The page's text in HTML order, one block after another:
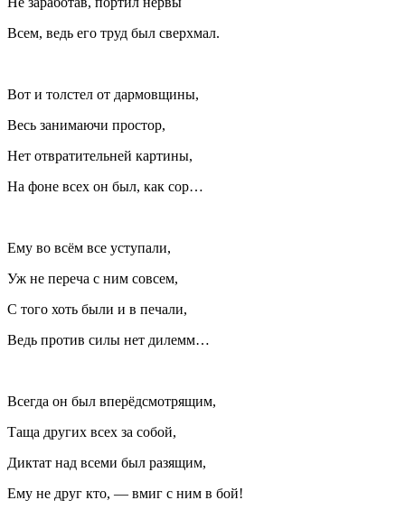
Всем, ведь его труд был сверхмал.
Вот и толстел от дармовщины,
Весь занимаючи простор,
Нет отвратительней картины,
На фоне всех он был, как сор…
Ему во всём все уступали,
Уж не переча с ним совсем,
С того хоть были и в печали,
Ведь против силы нет дилемм…
Всегда он был вперёдсмотрящим,
Таща других всех за собой,
Диктат над всеми был разящим,
Ему не друг кто, — вмиг с ним в бой!